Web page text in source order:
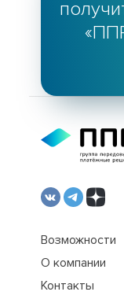
Возможности
О компании
Контакты